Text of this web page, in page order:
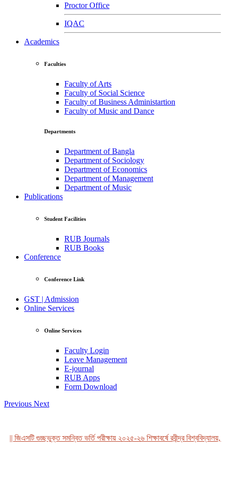
Proctor Office
IQAC
Academics
Faculties
Faculty of Arts
Faculty of Social Science
Faculty of Business Administartion
Faculty of Music and Dance
Departments
Department of Bangla
Department of Sociology
Department of Economics
Department of Management
Department of Music
Publications
Student Facilities
RUB Journals
RUB Books
Conference
Conference Link
GST | Admission
Online Services
Online Services
Faculty Login
Leave Management
E-journal
RUB Apps
Form Download
Previous Next
|| জিএসটি গুচ্ছভুক্ত সমন্বিত ভর্তি পরীক্ষায় ২০২৫-২৬ শিক্ষাবর্ষে রবীন্দ্র